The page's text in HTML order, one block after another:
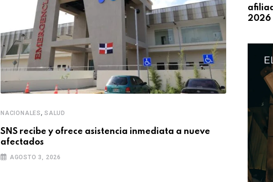
NACIONALES, SALUD
SNS recibe y ofrece asistencia inmediata a nueve
afectados
AGOSTO 3, 2026
NACIONALES
Más
2026